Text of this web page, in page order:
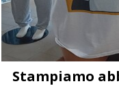
Stampiamo